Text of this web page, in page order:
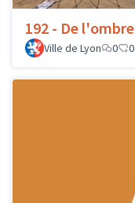
192 - De
Ville de Lyon
0 0